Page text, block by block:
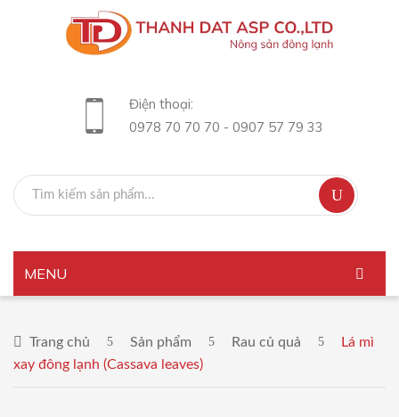
Điện thoại:
0978 70 70 70 - 0907 57 79 33
MENU
GIỚI THIỆU
Trang chủ Sản phẩm Rau củ quả
Lá mì
xay đông lạnh (Cassava leaves)